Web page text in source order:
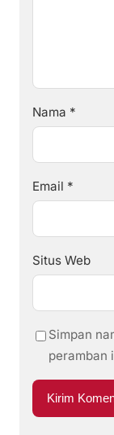
Nama *
Email *
Situs Web
Simpan
peramban